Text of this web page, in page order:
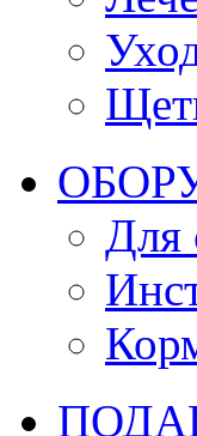
Для